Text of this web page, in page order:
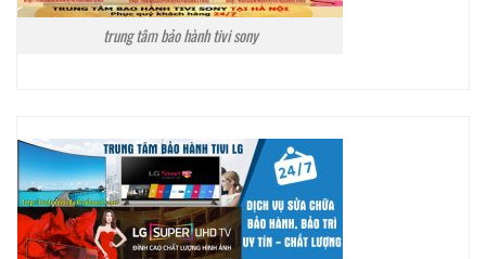
trung tâm bảo hành tivi sony